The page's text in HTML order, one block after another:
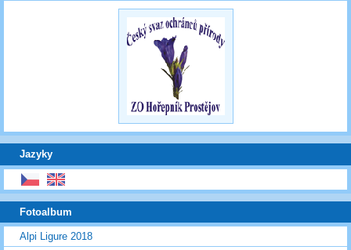
Jazyky
Fotoalbum
Alpi Ligure 2018